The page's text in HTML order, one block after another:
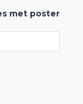
met poster